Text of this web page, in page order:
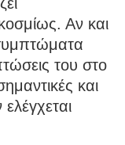
Αν και
του στο
και
ελέγχεται